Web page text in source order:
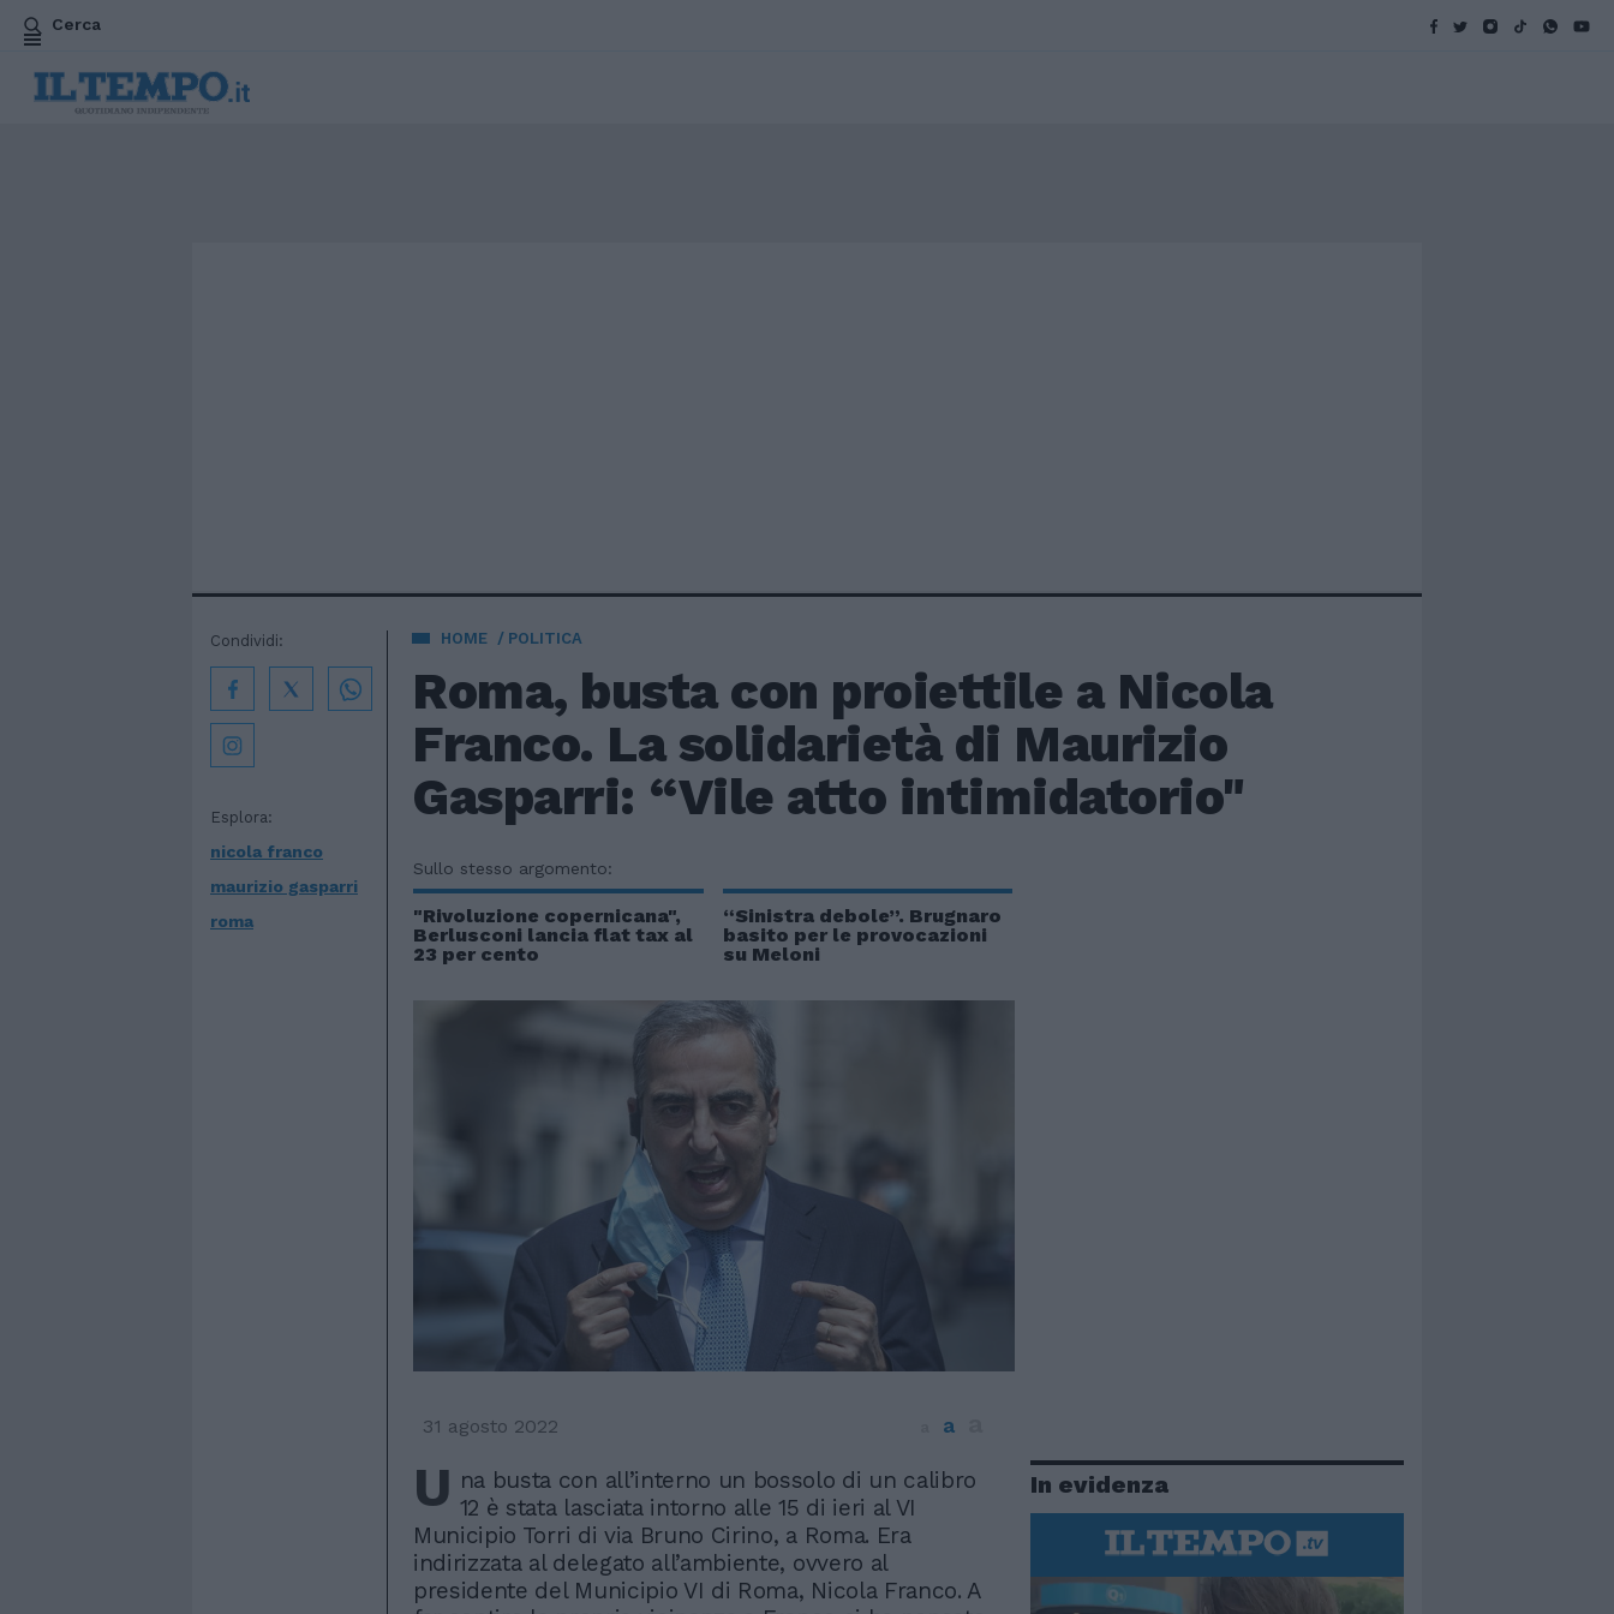
Cerca
HOME POLITICA
Roma, busta con proiettile a Nicola
Franco. La solidarietà di Maurizio
Gasparri: “Vile atto intimidatorio"
Esplora:
nicola franco
maurizio gasparri
roma
Condividi:
Sullo stesso argomento:
"Rivoluzione copernicana",
Berlusconi lancia flat tax al
23 per cento
“Sinistra debole”. Brugnaro
basito per le provocazioni
su Meloni
31 agosto 2022 a
U na busta con all’interno un bossolo di un calibro
12 è stata lasciata intorno alle 15 di ieri al VI
Municipio Torri di via Bruno Cirino, a Roma. Era
indirizzata al delegato all’ambiente, ovvero al
presidente del Municipio VI di Roma, Nicola Franco. A
In evidenza